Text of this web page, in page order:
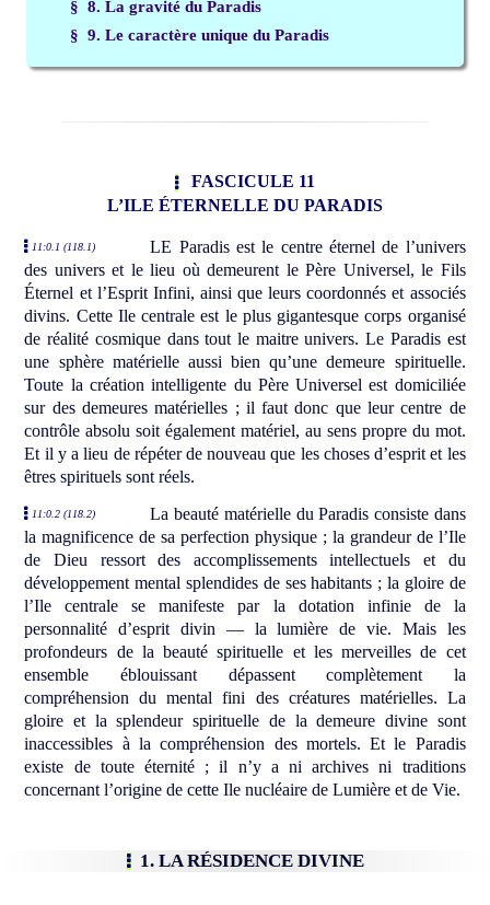
§ 8. La gravité du Paradis
§ 9. Le caractère unique du Paradis
FASCICULE 11
L’ILE ÉTERNELLE DU PARADIS
11:0.1 (118.1)
LE Paradis est le centre éternel de l’univers
des univers et le lieu où demeurent le Père Universel, le Fils
Éternel et l’Esprit Infini, ainsi que leurs coordonnés et associés
divins. Cette Ile centrale est le plus gigantesque corps organisé
de réalité cosmique dans tout le maitre univers. Le Paradis est
une sphère matérielle aussi bien qu’une demeure spirituelle.
Toute la création intelligente du Père Universel est domiciliée
sur des demeures matérielles ; il faut donc que leur centre de
contrôle absolu soit également matériel, au sens propre du mot.
Et il y a lieu de répéter de nouveau que les choses d’esprit et les
êtres spirituels sont réels.
11:0.2 (118.2)
La beauté matérielle du Paradis consiste dans
la magnificence de sa perfection physique ; la grandeur de l’Ile
de Dieu ressort des accomplissements intellectuels et du
développement mental splendides de ses habitants ; la gloire de
l’Ile centrale se manifeste par la dotation infinie de la
personnalité d’esprit divin — la lumière de vie. Mais les
profondeurs de la beauté spirituelle et les merveilles de cet
ensemble éblouissant dépassent complètement la
compréhension du mental fini des créatures matérielles. La
gloire et la splendeur spirituelle de la demeure divine sont
inaccessibles à la compréhension des mortels. Et le Paradis
existe de toute éternité ; il n’y a ni archives ni traditions
concernant l’origine de cette Ile nucléaire de Lumière et de Vie.
1. LA RÉSIDENCE DIVINE